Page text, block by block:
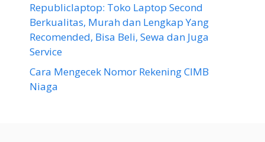
Republiclaptop: Toko Laptop Second
Berkualitas, Murah dan Lengkap Yang
Recomended, Bisa Beli, Sewa dan Juga
Service
Cara Mengecek Nomor Rekening CIMB
Niaga